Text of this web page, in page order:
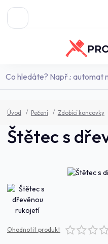
Úvod Pečení Zdobící koncovky
Štětec s
Ohodnotit produkt